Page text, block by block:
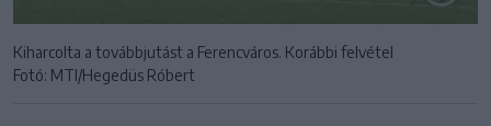
Kiharcolta a továbbjutást a Ferencváros. Korábbi felvétel
Fotó: MTI/Hegedüs Róbert